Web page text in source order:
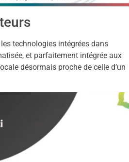
technologies intégrées dans
et parfaitement intégrée aux
désormais proche de celle d’un